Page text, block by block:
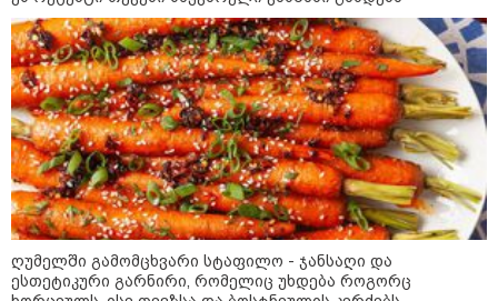
"გონებაში ვალაგებდი, ეს ამბავი
პირველად ვისთვის მეთქვა, ვის
უნდა ჩავექოლე“
"ძალიან მძიმეა ჩემთვის ის, რაც
ახლა გითხარით“
ღუმელში გამომცხვარი სტაფილო - ჯანსაღი და
ესთეტიკური გარნირი, რომელიც უხდება როგორც